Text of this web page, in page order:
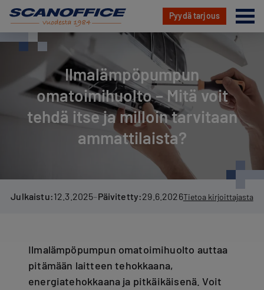
Pyydä tarjous
Ilmalämpöpumpun
omatoimihuolto – Mitä voit
tehdä itse ja milloin tarvitaan
ammattilaista?
Julkaistu:12.3.2025–Päivitetty:29.6.2026Tietoa kirjoittajasta
Ilmalämpöpumpun omatoimihuolto auttaa
pitämään laitteen tehokkaana,
energiatehokkaana ja pitkäikäisenä. Voit